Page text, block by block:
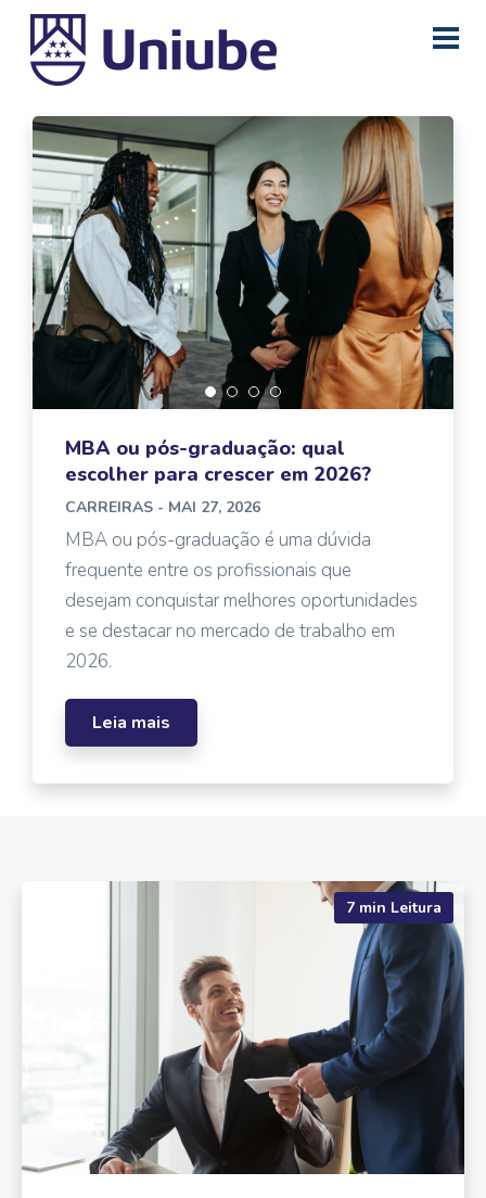
MBA ou pós-graduação: qual
escolher para crescer em 2026?
CARREIRAS - MAI 27, 2026
MBA ou pós-graduação é uma dúvida
frequente entre os profissionais que
desejam conquistar melhores oportunidades
e se destacar no mercado de trabalho em
2026.
Leia mais
7 min Leitura